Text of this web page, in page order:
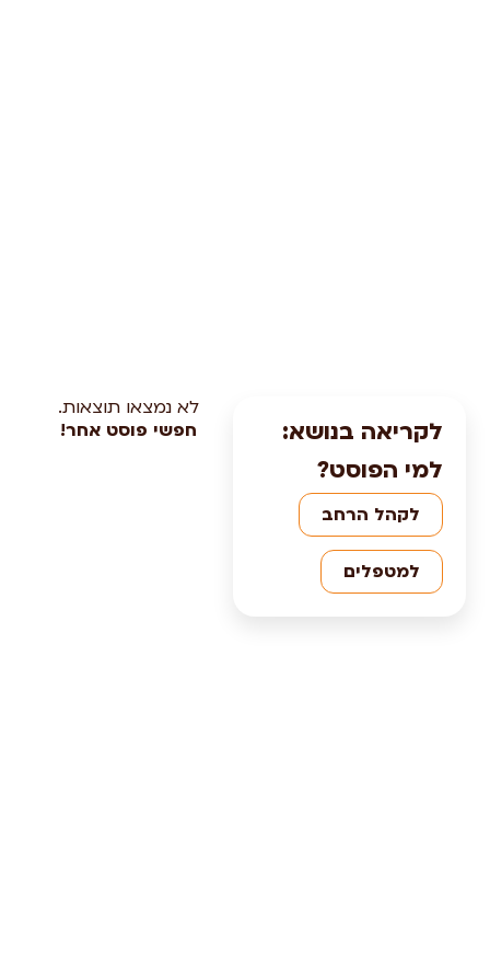
לקריאה בנושא:
למי הפוסט?
לקהל הרחב
למטפלים
לא נמצאו תוצאות.
חפשי פוסט אחר!